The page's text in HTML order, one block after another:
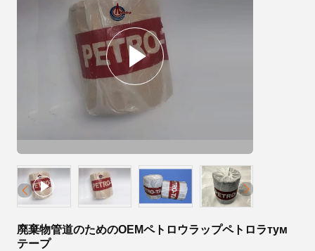
廃棄物管道のためのOEMペトロウラップペトロラтум
テープ